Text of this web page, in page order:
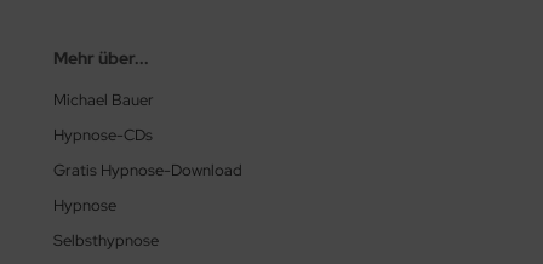
Mehr über...
Michael Bauer
Hypnose-CDs
Gratis Hypnose-Download
Hypnose
Selbsthypnose